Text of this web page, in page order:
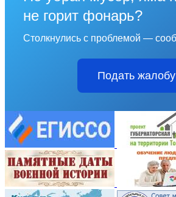
не горит фонарь?
Столкнулись с проблемой —
Подать жалобу